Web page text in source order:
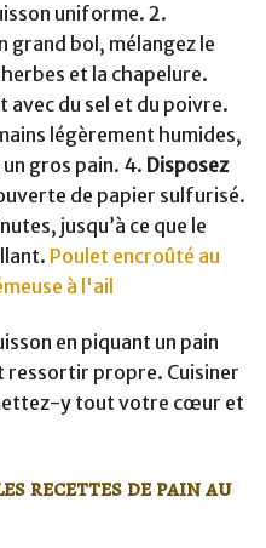
uniforme. 2.
grand bol, mélangez le
et la chapelure.
avec du sel et du poivre.
légèrement humides,
gros pain. 4. Disposez
de papier sulfurisé.
jusqu’à ce que le
Poulet encroûté au
à l'ail
en piquant un pain
ressortir propre. Cuisiner
y tout votre cœur et
recettes de pain au